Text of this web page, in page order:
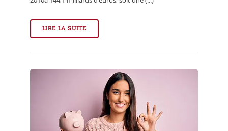
LIRE LA SUITE